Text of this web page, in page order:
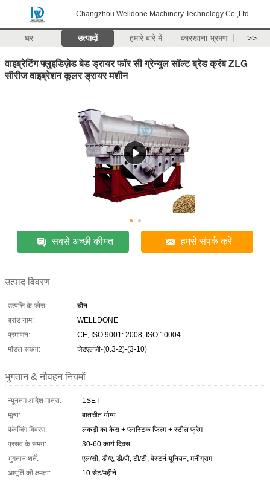
Changzhou Welldone Machinery Technology Co.,Ltd
घर उत्पादों हमारे बारे में कारखाना भ्रमण >>
वाइब्रेटिंग फ्लुइडिज़ेड बेड ड्रायर फॉर सी ग्रेन्युल सॉल्ट ब्रेड क्रंब ZLG
सीरीज वाइब्रेशन कूलर ड्रायर मशीन
सबसे अच्छी कीमत हमसे संपर्क करें
उत्पाद विवरण
उत्पत्ति के प्लेस:
चीन
ब्रांड नाम:
WELLDONE
प्रमाणन:
CE, ISO 9001: 2008, ISO 10004
मॉडल संख्या:
जेडएलजी-(0.3-2)-(3-10)
भुगतान & नौवहन नियमों
न्यूनतम आदेश मात्रा:
1SET
मूल्य:
बातचीत योग्य
पैकेजिंग विवरण:
लकड़ी का केस + प्लास्टिक फिल्म + स्टील फ्रेम
प्रसव के समय:
30-60 कार्य दिवस
भुगतान शर्तें:
एल/सी, डी/ए, डी/पी, टी/टी, वेस्टर्न यूनियन, मनीग्राम
आपूर्ति की क्षमता:
10 सेट/महीने